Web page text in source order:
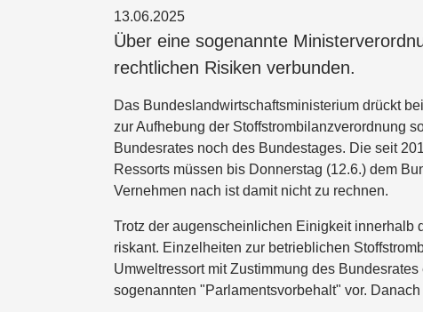
13.06.2025
Über eine sogenannte
rechtlichen Risiken verbunden.
Das Bundeslandwirtschaftsministerium drückt
zur Aufhebung der Stoffstrombilanzverordnung
Bundesrates noch des Bundestages. Die seit
Ressorts müssen bis Donnerstag (12.6.) dem
Vernehmen nach ist damit nicht zu rechnen.
Trotz der augenscheinlichen Einigkeit innerhalb
riskant. Einzelheiten zur betrieblichen
Umweltressort mit Zustimmung des
sogenannten "Parlamentsvorbehalt" vor.